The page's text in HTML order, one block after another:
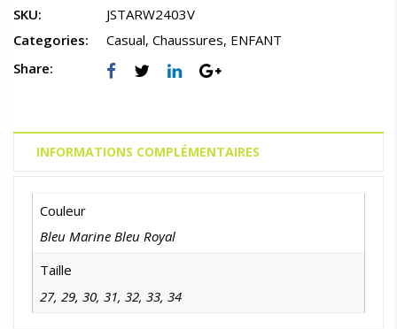
SKU:
JSTARW2403V
Categories:
Casual, Chaussures, ENFANT
Share:
INFORMATIONS COMPLÉMENTAIRES
Couleur
Bleu Marine Bleu Royal
Taille
27, 29, 30, 31, 32, 33, 34